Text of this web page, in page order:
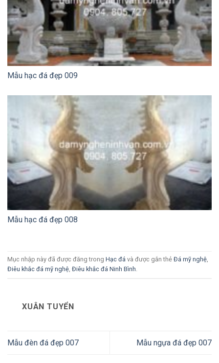
Mẫu hạc đá đẹp 009
Mẫu hạc đá đẹp 008
Mục nhập này đã được đăng trong Hạc đá và được gắn thẻ Đá mỹ nghệ,
Điêu khắc đá mỹ nghệ, Điêu khắc đá Ninh Bình.
XUÂN TUYỂN
Mẫu đèn đá đẹp 007 Mẫu ngựa đá đẹp 007